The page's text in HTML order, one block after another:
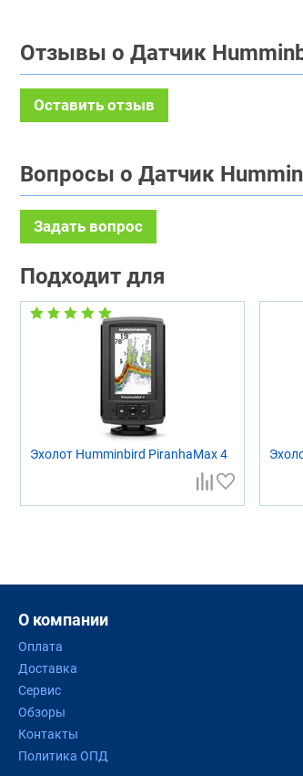
Отзывы о Датчик
Оставить отзыв
Вопросы о Датчик
Задать вопрос
Подходит для
Эхолот Humminbird PiranhaMax 4
О компании
Оплата
Доставка
Сервис
Обзоры
Контакты
Политика ОПД